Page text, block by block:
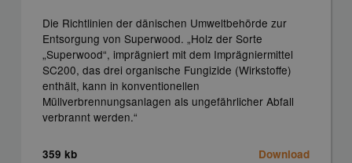
Die Richtlinien der dänischen Umweltbehörde zur
Entsorgung von Superwood. „Holz der Sorte
„Superwood“, imprägniert mit dem Imprägniermittel
SC200, das drei organische Fungizide (Wirkstoffe)
enthält, kann in konventionellen
Müllverbrennungsanlagen als ungefährlicher Abfall
verbrannt werden.“
359 kb Download